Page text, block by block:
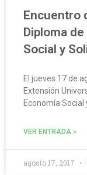
Encuentro
Diploma
Social y
El jueves 17 de
Extensión
Economía Social
VER ENTRADA »
agosto 17, 2017